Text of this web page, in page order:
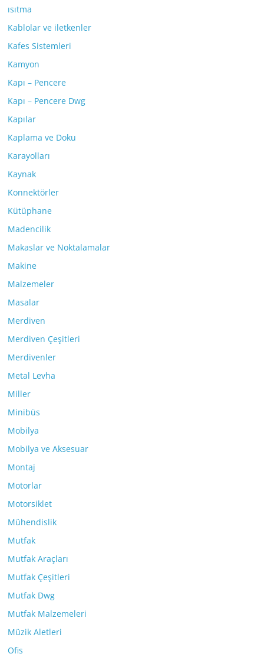
ısıtma
Kablolar ve iletkenler
Kafes Sistemleri
Kamyon
Kapı – Pencere
Kapı – Pencere Dwg
Kapılar
Kaplama ve Doku
Karayolları
Kaynak
Konnektörler
Kütüphane
Madencilik
Makaslar ve Noktalamalar
Makine
Malzemeler
Masalar
Merdiven
Merdiven Çeşitleri
Merdivenler
Metal Levha
Miller
Minibüs
Mobilya
Mobilya ve Aksesuar
Montaj
Motorlar
Motorsiklet
Mühendislik
Mutfak
Mutfak Araçları
Mutfak Çeşitleri
Mutfak Dwg
Mutfak Malzemeleri
Müzik Aletleri
Ofis